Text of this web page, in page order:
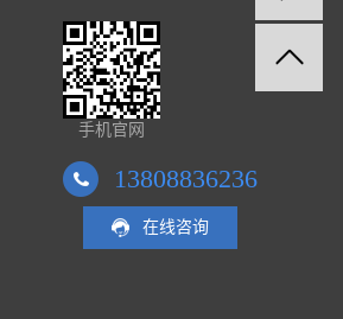
手机官网
13808836236
在线咨询